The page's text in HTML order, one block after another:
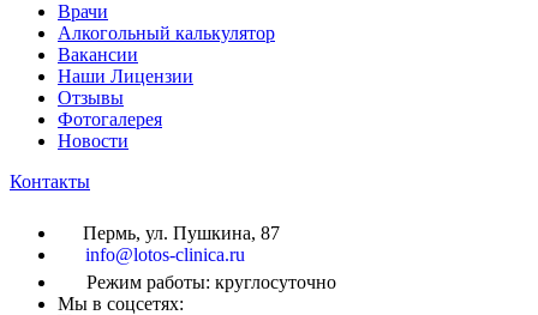
Врачи
Алкогольный калькулятор
Вакансии
Наши Лицензии
Отзывы
Фотогалерея
Новости
Контакты
Пермь, ул. Пушкина, 87
info@lotos-clinica.ru
Режим работы: круглосуточно
Мы в соцсетях: